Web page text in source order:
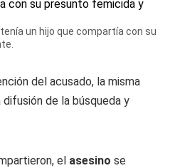
un hijo que compartía con su
del acusado, la misma
de la búsqueda y
el asesino se